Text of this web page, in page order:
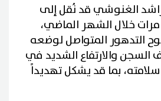
الغنوشي قد نُقل إلى
خلال الشهر الماضي،
التدهور المتواصل لوضعه
السجن والارتفاع الشديد في
بما قد يشكل تهديداً